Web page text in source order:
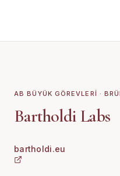
AB BÜYÜK GÖREVLERI ·
Bartholdi Labs
bartholdi.eu